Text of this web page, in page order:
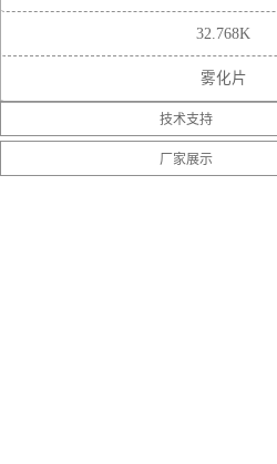
32.768K
雾化片
技术支持
厂家展示